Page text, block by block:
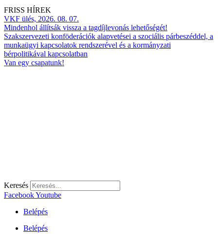
FRISS HÍREK
VKF ülés, 2026. 08. 07.
Mindenhol állítsák vissza a tagdíjlevonás lehetőségét!
Szakszervezeti konföderációk alapvetései a szociális párbeszéddel, a
munkaügyi kapcsolatok rendszerével és a kormányzati
bérpolitikával kapcsolatban
Van egy csapatunk!
Keresés
FacebookYoutube
Belépés
Belépés